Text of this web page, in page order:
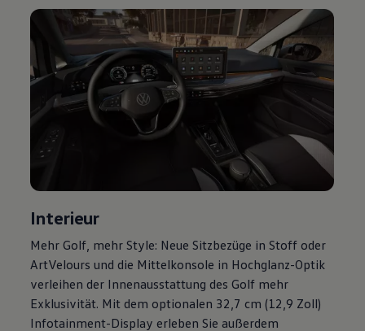
Vorgängermodelle
Kundeninformationen
Volkswagen Kundenbetreuung
Warn- und Kontrollleuchten
Assistenzsysteme
Digitale Betriebsanleitung
Live Beratung
Magazin
Lifestyle
Transport
Volkswagen Kundenbetreuung
Interieur
Mehr Golf , mehr Style: Neue Sitzbezüge in Stoff oder
ArtVelours und die Mittelkonsole in Hochglanz-Optik
verleihen der Innenausstattung des Golf mehr
Exklusivität. Mit dem optionalen 32,7 cm (12,9 Zoll)
Infotainment-Display erleben Sie außerdem